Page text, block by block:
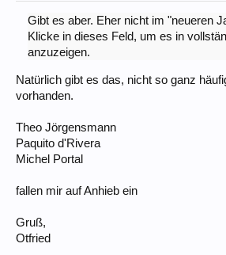
Gibt es aber. Eher nicht im "neueren
Klicke in dieses Feld, um es in
anzuzeigen.
Natürlich gibt es das, nicht so ganz
vorhanden.
Theo Jörgensmann
Paquito d'Rivera
Michel Portal
fallen mir auf Anhieb ein
Gruß,
Otfried